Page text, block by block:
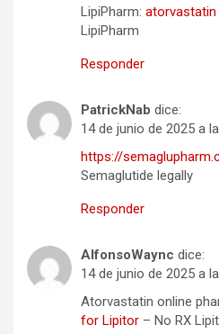
LipiPharm:
LipiPharm
Responder
PatrickNab dice:
14 de junio de 2025 a
https://
Semaglutide legally
Responder
AlfonsoWaync dice:
14 de junio de 2025 a
Atorvastatin online
for Lipitor – No RX